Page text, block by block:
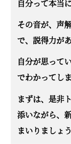
自分って本当
その音が、声
で、説得力が
自分が思って
でわかってし
まずは、是非
添いながら、
まいりましょう